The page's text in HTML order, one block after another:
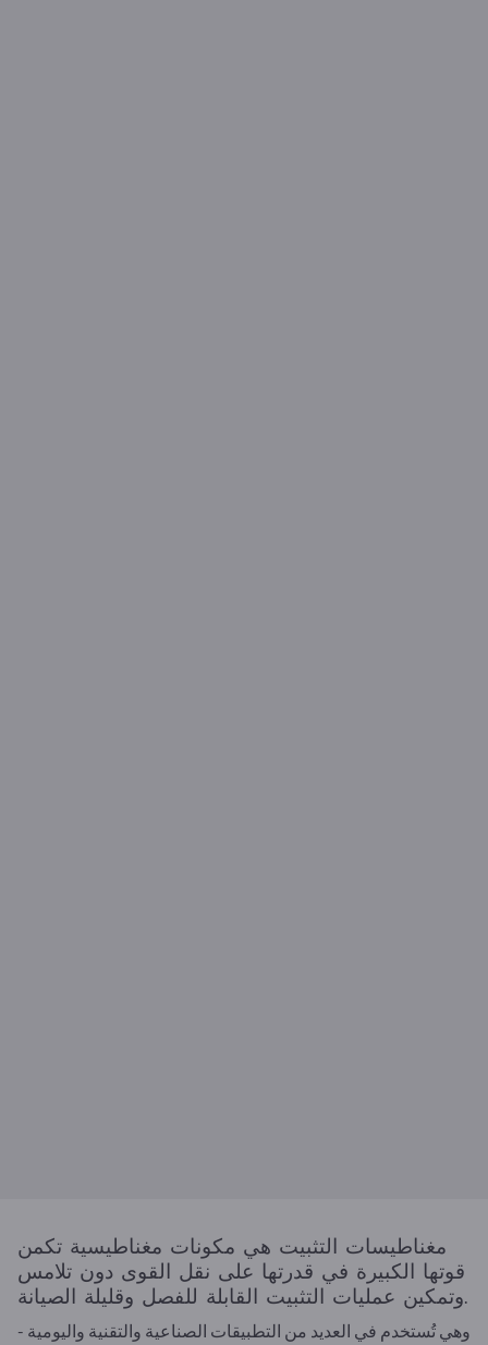
مغناطيسات التثبيت هي مكونات مغناطيسية تكمن
قوتها الكبيرة في قدرتها على نقل القوى دون تلامس
وتمكين عمليات التثبيت القابلة للفصل وقليلة الصيانة.
وهي تُستخدم في العديد من التطبيقات الصناعية والتقنية واليومية -